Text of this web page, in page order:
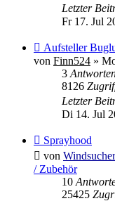
Letzter
Fr 17. Jul
Neuer
Beitrag
Aufsteller
von Finn524 »
3
8126
Letzter
Di 14. Jul
Neuer
Beitrag
Sprayhood
von Windsucher
/ Zubehör
10
25425